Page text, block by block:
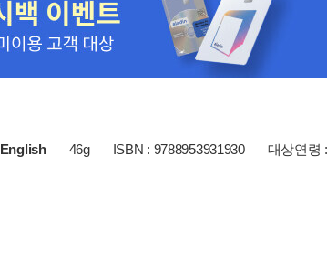
English 46g ISBN : 9788953931930 대상연령